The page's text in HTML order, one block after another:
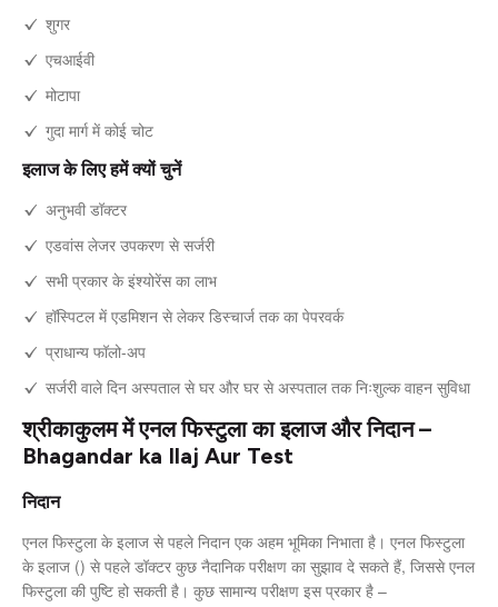
शुगर
एचआईवी
मोटापा
गुदा मार्ग में कोई चोट
इलाज के लिए हमें क्यों चुनें
अनुभवी डॉक्टर
एडवांस लेजर उपकरण से सर्जरी
सभी प्रकार के इंश्योरेंस का लाभ
हॉस्पिटल में एडमिशन से लेकर डिस्चार्ज तक का पेपरवर्क
प्राधान्य फॉलो-अप
सर्जरी वाले दिन अस्पताल से घर और घर से अस्पताल तक निःशुल्क वाहन सुविधा
श्रीकाकुलम में एनल फिस्टुला का इलाज और निदान –
Bhagandar ka Ilaj Aur Test
निदान
एनल फिस्टुला के इलाज से पहले निदान एक अहम भूमिका निभाता है। एनल फिस्टुला
के इलाज () से पहले डॉक्टर कुछ नैदानिक परीक्षण का सुझाव दे सकते हैं, जिससे एनल
फिस्टुला की पुष्टि हो सकती है। कुछ सामान्य परीक्षण इस प्रकार है –